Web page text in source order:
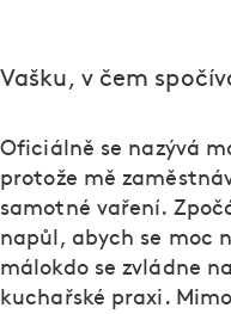
Vašku, v čem
Oficiálně se nazývá
protože mě
samotné vaření.
napůl, abych se moc
málokdo se zvládne
kuchařské praxi.